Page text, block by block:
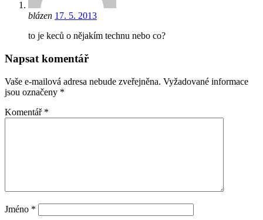
blázen 17. 5. 2013
to je keců o nějakím technu nebo co?
Napsat komentář
Vaše e-mailová adresa nebude zveřejněna. Vyžadované informace
jsou označeny *
Komentář *
Jméno *